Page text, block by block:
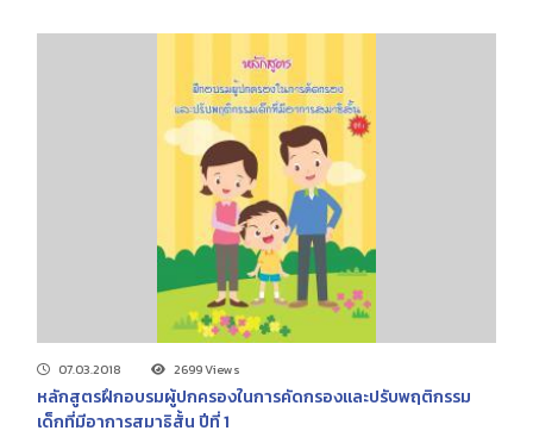
07.03.2018 2699 Views
หลักสูตรฝึกอบรมผู้ปกครองในการคัดกรองและปรับพฤติกรรม
เด็กที่มีอาการสมาธิสั้น ปีที่ 1